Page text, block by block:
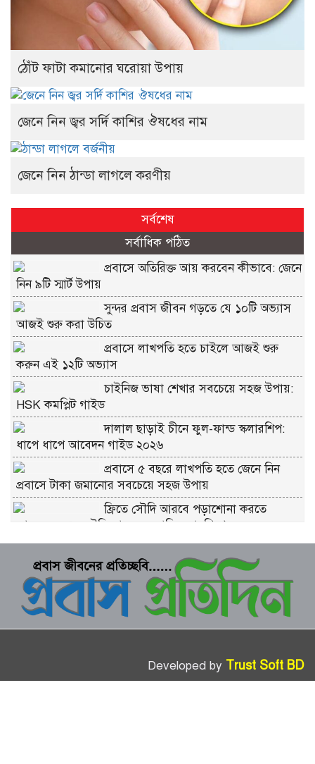
ঠোঁট ফাটা কমানোর ঘরোয়া উপায়
জেনে নিন জ্বর সর্দি কাশির ঔষধের নাম
জেনে নিন ঠান্ডা লাগলে করণীয়
সর্বশেষ
সর্বাধিক পঠিত
প্রবাসে অতিরিক্ত আয় করবেন কীভাবে: জেনে
নিন ৯টি স্মার্ট উপায়
সুন্দর প্রবাস জীবন গড়তে যে ১০টি অভ্যাস
আজই শুরু করা উচিত
প্রবাসে লাখপতি হতে চাইলে আজই শুরু
করুন এই ১২টি অভ্যাস
চাইনিজ ভাষা শেখার সবচেয়ে সহজ উপায়:
HSK কমপ্লিট গাইড
দালাল ছাড়াই চীনে ফুল-ফান্ড স্কলারশিপ:
ধাপে ধাপে আবেদন গাইড ২০২৬
প্রবাসে ৫ বছরে লাখপতি হতে জেনে নিন
প্রবাসে টাকা জমানোর সবচেয়ে সহজ উপায়
ফ্রিতে সৌদি আরবে পড়াশোনা করতে
আবেদন করুন সৌদি আরব সরকারি স্কলারশিপে
কুরবানীর প্রতিটি পশমে সওয়াব: ইসলাম কী
বলে জানুন
ভাগে কুরবানি দেওয়ার নিয়ম: সবচেয়ে সহজ
ব্যাখ্যা
Developed by Trust Soft BD